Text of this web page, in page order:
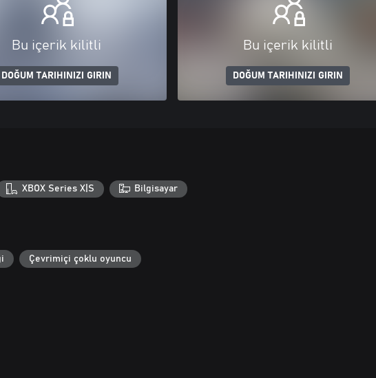
Bu içerik kilitli
DOĞUM TARIHINIZI GIRIN
Bu içerik kilitli
DOĞUM TARIHINIZI GIRIN
XBOX Series X|S Bilgisayar
Çevrimiçi çoklu oyuncu